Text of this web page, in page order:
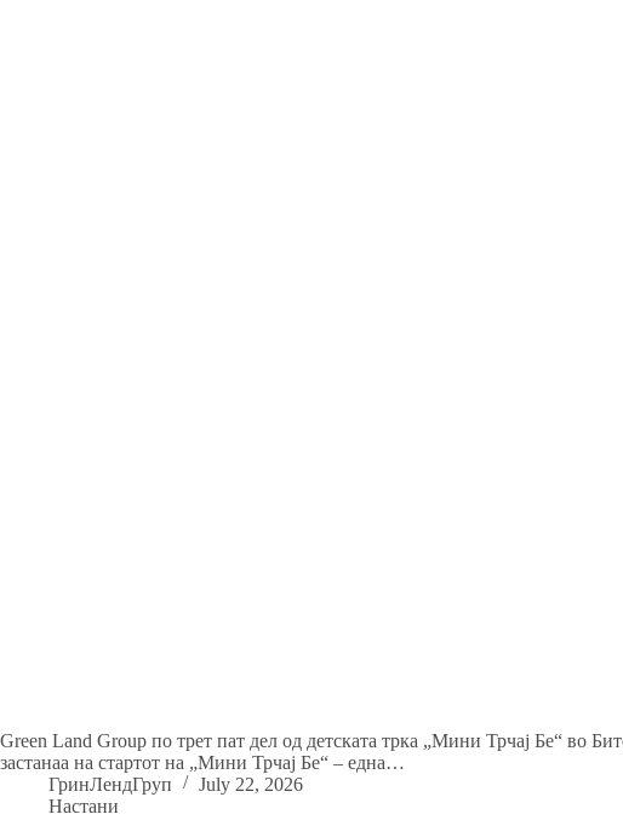
Green Land Group по трет пат дел од детската трка „Мини Трчај Бе“ во
застанаа на стартот на „Мини Трчај Бе“ – една…
ГринЛендГруп
July 22, 2026
Настани